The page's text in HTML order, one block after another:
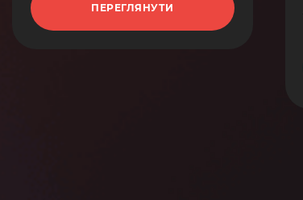
ПЕРЕГЛЯНУТИ